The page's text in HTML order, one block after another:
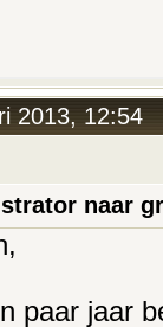
2013, 12:54
naar
paar jaar